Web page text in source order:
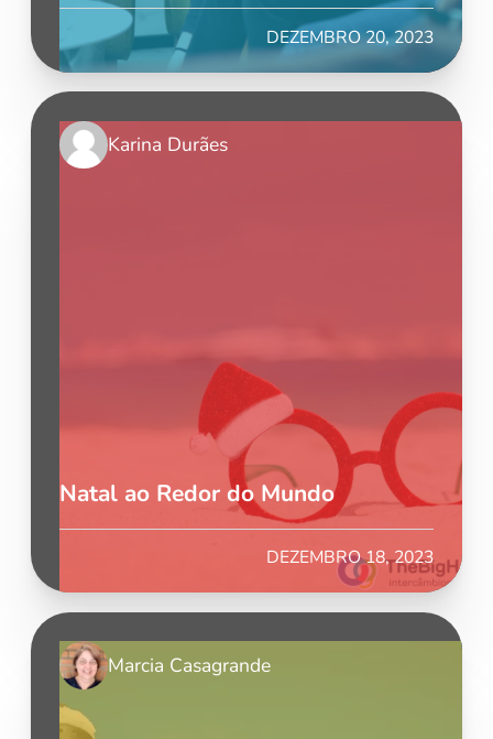
DEZEMBRO 20, 2023
Karina Durães
Natal ao Redor do Mundo
DEZEMBRO 18, 2023
Marcia Casagrande